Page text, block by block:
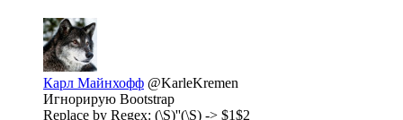
Карл Майнхофф @KarleKremen
Игнорирую Bootstrap
Replace by Regex: (\S)''(\S) -> $1$2